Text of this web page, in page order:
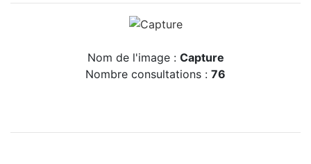
Nom de l'image : Capture
Nombre consultations : 76